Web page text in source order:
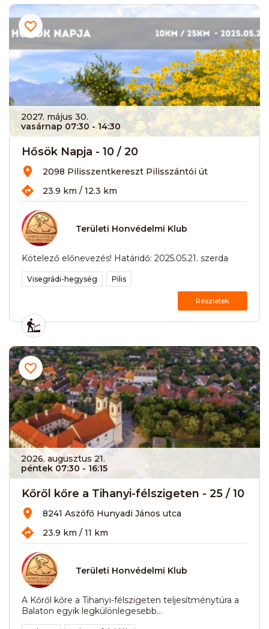
2027. május 30.
vasárnap 07:30 - 14:30
Hősök Napja - 10 / 20
2098 Pilisszentkereszt Pilisszántói út
23.9 km / 12.3 km
Területi Honvédelmi Klub
Kötelező előnevezés! Határidő: 2025.05.21. szerda
Visegrádi-hegység Pilis
Részletek
2026. augusztus 21.
péntek 07:30 - 16:15
Kőről kőre a Tihanyi-félszigeten - 25 / 10
8241 Aszófő Hunyadi János utca
23.9 km / 11 km
Területi Honvédelmi Klub
A Kőről kőre a Tihanyi-félszigeten teljesítménytúra a
Balaton egyik legkülönlegesebb...